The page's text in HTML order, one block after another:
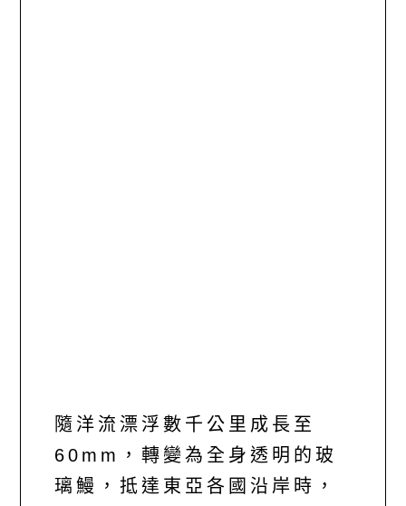
隨洋流漂浮數千公里成長至
60mm，轉變為全身透明的玻
璃鰻，抵達東亞各國沿岸時，